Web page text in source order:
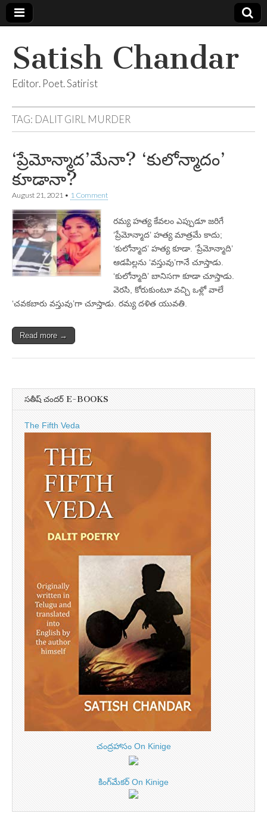
Satish Chandar
Editor. Poet. Satirist
TAG: DALIT GIRL MURDER
‘ప్రేమోన్మాద’మేనా? ‘కులోన్మాదం’
కూడానా?
August 21, 2021 • 1 Comment
రమ్య హత్య కేవలం ఎప్పుడూ జరిగే
‘ప్రేమోన్మాద’ హత్య మాత్రమే కాదు;
‘కులోన్మాద’ హత్య కూడా. ‘ప్రేమోన్మాది’
ఆడపిల్లను ‘వస్తువు’గానే చూస్తాడు.
‘కులోన్మాది’ బానిసగా కూడా చూస్తాడు.
వెరసి, కోరుకుంటూ వచ్చి ఒళ్లో వాలే
‘చవకబారు వస్తువు’గా చూస్తాడు. రమ్య దళిత యువతి.
Read more →
సతీష్ చందర్ E-BOOKS
The Fifth Veda
చంద్రహాసం On Kinige
కింగ్‌మేకర్ On Kinige